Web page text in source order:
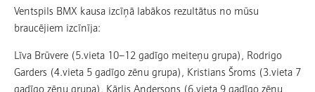
Ventspils BMX kausa izcīņā labākos rezultātus no mūsu
braucējiem izcīnīja:
Līva Brūvere (5.vieta 10–12 gadīgo meiteņu grupa), Rodrigo
Garders (4.vieta 5 gadīgo zēnu grupa), Kristians Šroms (3.vieta 7
gadīgo zēnu grupa), Kārlis Andersons (6.vieta 9 gadīgo zēnu